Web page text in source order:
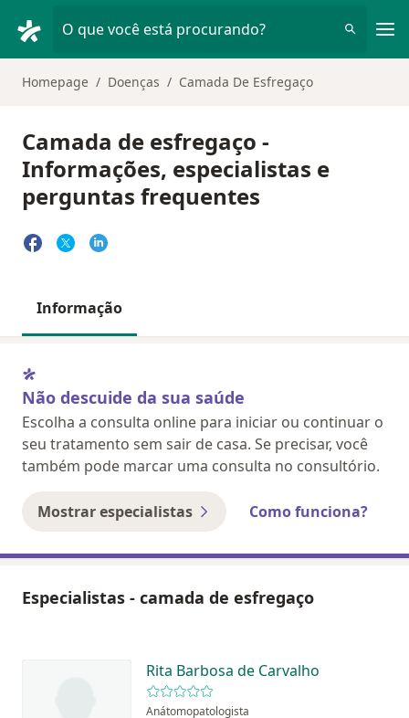
O que você está procurando?
Homepage Doenças Camada De Esfregaço
Camada de esfregaço -
Informações, especialistas e
perguntas frequentes
Informação
Não descuide da sua saúde
Escolha a consulta online para iniciar ou continuar o
seu tratamento sem sair de casa. Se precisar, você
também pode marcar uma consulta no consultório.
Mostrar especialistas Como funciona?
Especialistas - camada de esfregaço
Rita Barbosa de Carvalho
Anátomopatologista